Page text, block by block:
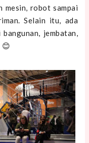
mesin, robot sampai
Selain itu, ada
jembatan,